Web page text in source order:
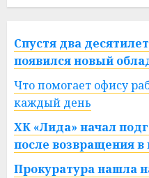
Спустя два
появился новый
Что помогает офису
каждый день
ХК «Лида» начал
после возвращения
Прокуратура нашла